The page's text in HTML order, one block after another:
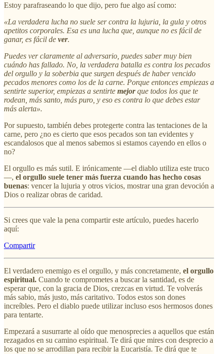
Estoy parafraseando lo que dijo, pero fue algo así como:
«La verdadera lucha no suele ser contra la lujuria, la gula y otros
apetitos corporales. Esa es una lucha que, aunque no es fácil de
ganar, es fácil de ver.
Puedes ver claramente al adversario, puedes saber muy bien
cuándo has fallado. No, la verdadera batalla es contra los pecados
del orgullo y la soberbia que surgen después de haber vencido
pecados menores como los de la carne. Porque entonces empiezas a
sentirte superior, empiezas a sentirte mejorque todos los que te
rodean, más santo, más puro, y eso es contra lo que debes estar
más alerta».
Por supuesto, también debes protegerte contra las tentaciones de la
carne, pero ¿no es cierto que esos pecados son tan evidentes y
escandalosos que al menos sabemos si estamos cayendo en ellos o
no?
El orgullo es más sutil. E irónicamente —el diablo utiliza este truco
—, el orgullo suele tener más fuerza cuando has hecho cosas
buenas: vencer la lujuria y otros vicios, mostrar una gran devoción a
Dios o realizar obras de caridad.
Si crees que vale la pena compartir este artículo, puedes hacerlo
aquí:
Compartir
El verdadero enemigo es el orgullo, y más concretamente, el orgullo
espiritual. Cuando te comprometes a buscar la santidad, es de
esperar que, con la gracia de Dios, crezcas en virtud. Te volverás
más sabio, más justo, más caritativo. Todos estos son dones
increíbles. Pero el diablo puede utilizar incluso esos hermosos dones
para tentarte.
Empezará a susurrarte al oído que menosprecies a aquellos que están
rezagados en su camino espiritual. Te dirá que mires con desprecio a
los que no se arrodillan para recibir la Eucaristía. Te dirá que te